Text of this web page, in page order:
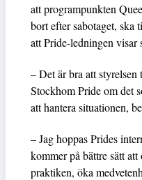
att programpunkten
bort efter sabotaget, ska
att Pride-ledningen visar
– Det är bra att
Stockhom Pride om det
att hantera situationen,
– Jag hoppas Prides
kommer på bättre sätt
praktiken, öka